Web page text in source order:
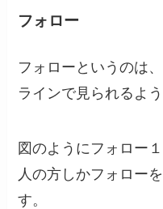
フォロー
フォローというのは
ラインで見られるよ
図のようにフォロー
人の方しかフォロー
す。